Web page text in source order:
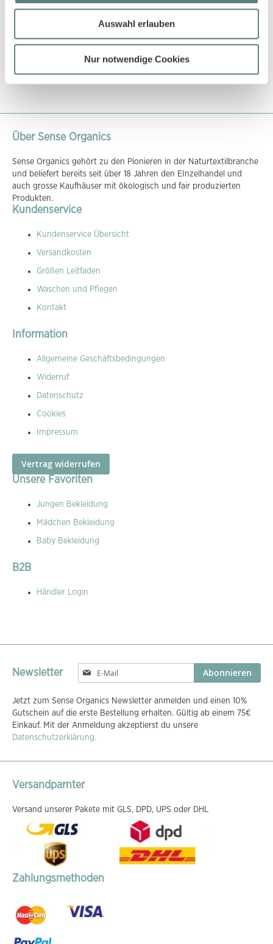
Auswahl erlauben
Nur notwendige Cookies
YANNIE
Modell THORE
11,45 €
Über Sense Organics
Sense Organics gehört zu den Pionieren in der Naturtextilbranche
und beliefert bereits seit über 18 Jahren den EInzelhandel und
auch grosse Kaufhäuser mit ökologisch und fair produzierten
Produkten.
Kundenservice
Kundenservice Übersicht
Versandkosten
Größen Leitfaden
Waschen und Pflegen
Kontakt
Information
Allgemeine Geschäftsbedingungen
Widerruf
Datenschutz
Cookies
Impressum
Vertrag widerrufen
Unsere Favoriten
Jungen Bekleidung
Mädchen Bekleidung
Baby Bekleidung
B2B
Händler Login
Newsletter
Melden
Sie
für
unseren
Newsletter
an:
Abonnieren
Jetzt zum Sense Organics Newsletter anmelden und einen 10%
Gutschein auf die erste Bestellung erhalten. Gültig ab einem 75€
Einkauf. Mit der Anmeldung akzeptierst du unsere
Datenschutzerklärung.
Versandparnter
Versand unserer Pakete mit GLS, DPD, UPS oder DHL
Zahlungsmethoden